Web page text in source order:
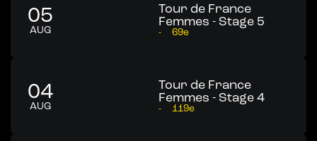
05
AUG
Tour de France
Femmes - Stage 5
- 69e
04
AUG
Tour de France
Femmes - Stage 4
- 119e